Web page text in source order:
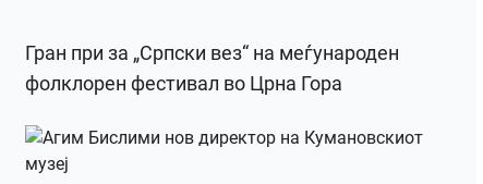
Гран при за „Српски вез“ на меѓународен
фолклорен фестивал во Црна Гора